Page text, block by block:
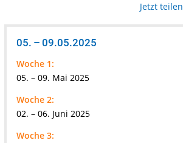
Jetzt teilen
05. – 09.05.2025
Woche 1:
05. – 09. Mai 2025
Woche 2:
02. – 06. Juni 2025
Woche 3: